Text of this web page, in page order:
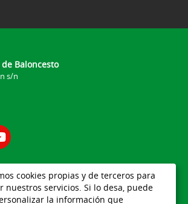
Baloncesto
s/n
cookies propias y de terceros para
nuestros servicios. Si lo desa, puede
la información que